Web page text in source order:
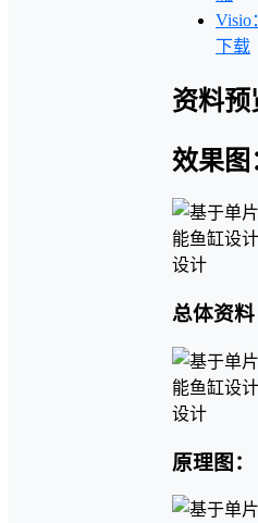
Visio
下载
资料预
效果图
总体资料
原理图：